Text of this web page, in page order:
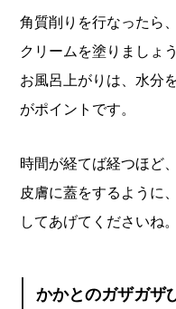
角質削りを行なったら
クリームを塗りましょう
お風呂上がりは、水分
がポイントです。
時間が経てば経つほど
皮膚に蓋をするように
してあげてくださいね。
かかとのガザガザ